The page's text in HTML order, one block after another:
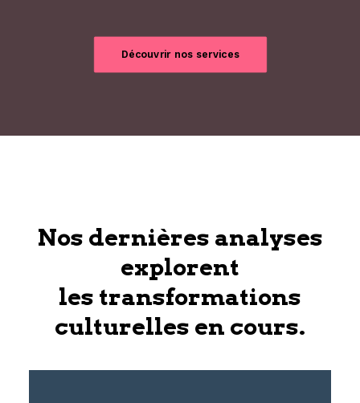
Découvrir nos services
Nos dernières analyses
explorent
les transformations
culturelles en cours.